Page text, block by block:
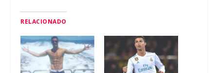
RELACIONADO